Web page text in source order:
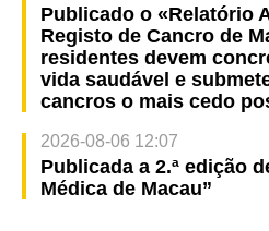
Publicado o «Relatório
Registo de Cancro de
residentes devem
vida saudável e
cancros o mais cedo
2026-08-06 12:07
Publicada a 2.ª edição
Médica de Macau”